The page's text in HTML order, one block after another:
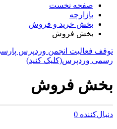
صفحه نخست
بازارچه
بخش خرید و فروش
بخش فروش
توقف فعالیت انجمن وردپرس
رسمی وردپرس(کلیک کنید)
بخش فروش
دنبال‌کننده 0